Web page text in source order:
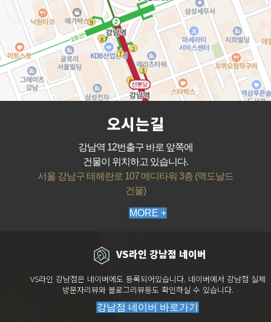
오시는길
강남역 12번출구 바로 앞쪽에
건물이 위치하고 있습니다.
서울 강남구 테헤란로 107 메디타워 3층 (맥도날드
건물)
MORE +
VS라인 강남점 네이버
VS라인 강남점은 네이버에도 등록되어있습니다. 네이버에서 강남점 실제
방문자리뷰와 블로그리뷰등도 확인하실 수 있습니다.
강남점 네이버 바로가기